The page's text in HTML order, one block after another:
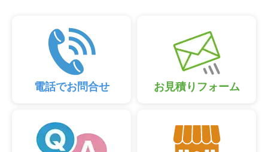
電話でお問合せ お見積りフォーム